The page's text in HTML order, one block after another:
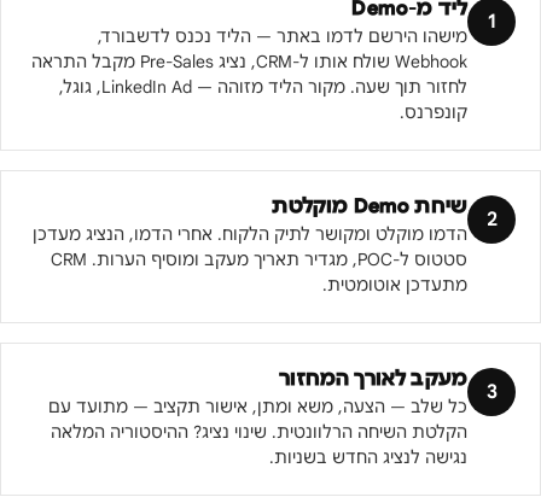
1
ליד מ-Demo
מישהו הירשם לדמו באתר — הליד נכנס לדשבורד,
Webhook שולח אותו ל-CRM, נציג Pre-Sales מקבל התראה
לחזור תוך שעה. מקור הליד מזוהה — LinkedIn Ad, גוגל,
קונפרנס.
2
שיחת Demo מוקלטת
הדמו מוקלט ומקושר לתיק הלקוח. אחרי הדמו, הנציג מעדכן
סטטוס ל-POC, מגדיר תאריך מעקב ומוסיף הערות. CRM
מתעדכן אוטומטית.
3
מעקב לאורך המחזור
כל שלב — הצעה, משא ומתן, אישור תקציב — מתועד עם
הקלטת השיחה הרלוונטית. שינוי נציג? ההיסטוריה המלאה
נגישה לנציג החדש בשניות.